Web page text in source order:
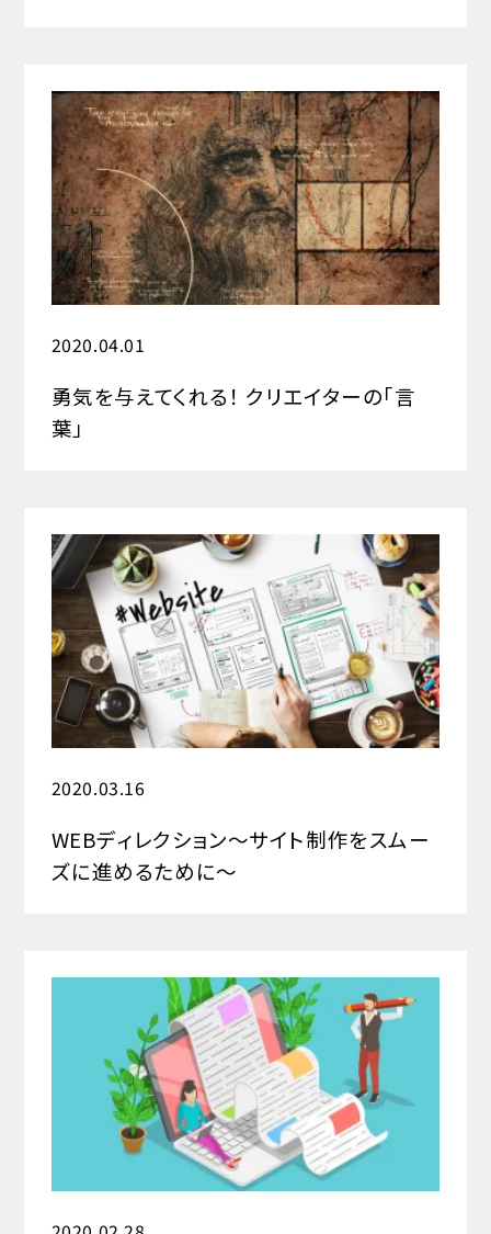
2020.04.01
勇気を与えてくれる！ クリエイターの「言
葉」
2020.03.16
WEBディレクション～サイト制作をスムー
ズに進めるために～